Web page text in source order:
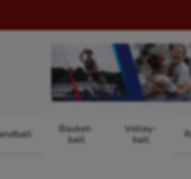
Basket-
ball
Volley-
ball